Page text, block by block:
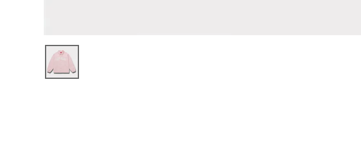
パンツ・ショーツ